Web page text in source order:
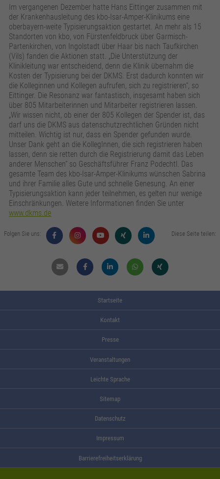
Im vergangenen Dezember hatte Hans Eittinger zusammen mit
der Krankenhausleitung des kbo-Isar-Amper-Klinikums eine
oberbayern-weite Typisierungsaktion gestartet. An mehr als 15
Standorten von kbo, von Fürstenfeldbruck über Garmisch-
Partenkirchen, von Ingolstadt über Haar bis nach Taufkirchen
(Vils) fanden die Aktionen statt. „Die Unterstützung der
Klinikleitung war entscheidend, denn die Klinik übernahm die
Kosten der Typisierung bei der DKMS. Erst dadurch konnten wir
die Kolleginnen und Kollegen aufrufen, sich zu registrieren“, so
Eittinger. Die Resonanz war fantastisch, insgesamt haben sich
über 805 Mitarbeiterinnen und Mitarbeiter registrieren lassen.
„Wir wissen nicht, ob einer der 805 Kollegen der Spender ist, das
darf uns die DKMS aus datenschutzrechtlichen Gründen nicht
mitteilen. Wichtig ist nur, dass ein Spender gefunden wurde.
Unser Dank geht an die KollegInnen, die sich registrieren haben
lassen, denn sie retten durch die Registrierung damit das Leben
anderer Menschen“ so Geschäftsführer Franz Podechtl. Das
gesamte Team des kbo-Isar-Amper-Klinikums wünschen Sabrina
und ihrer Familie alles Gute und schnelle Genesung. An einer
Typisierungsaktion kann jeder teilnehmen, es gelten nur wenige
Einschränkungen. Weitere Informationen finden Sie unter
www.dkms.de
Folgen Sie uns: Diese Seite teilen:
Mail FacebookLinkdin WhatsappXing
Startseite
Kontakt
Presse
Veranstaltungen
Leichte Sprache
Sitemap
Datenschutz
Impressum
Barrierefreiheitserklärung